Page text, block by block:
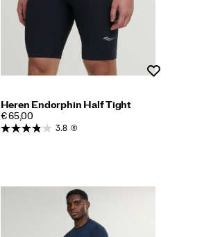
Heren Endorphin Half Tight
PRICE
€ 65,00
3.8 (6)